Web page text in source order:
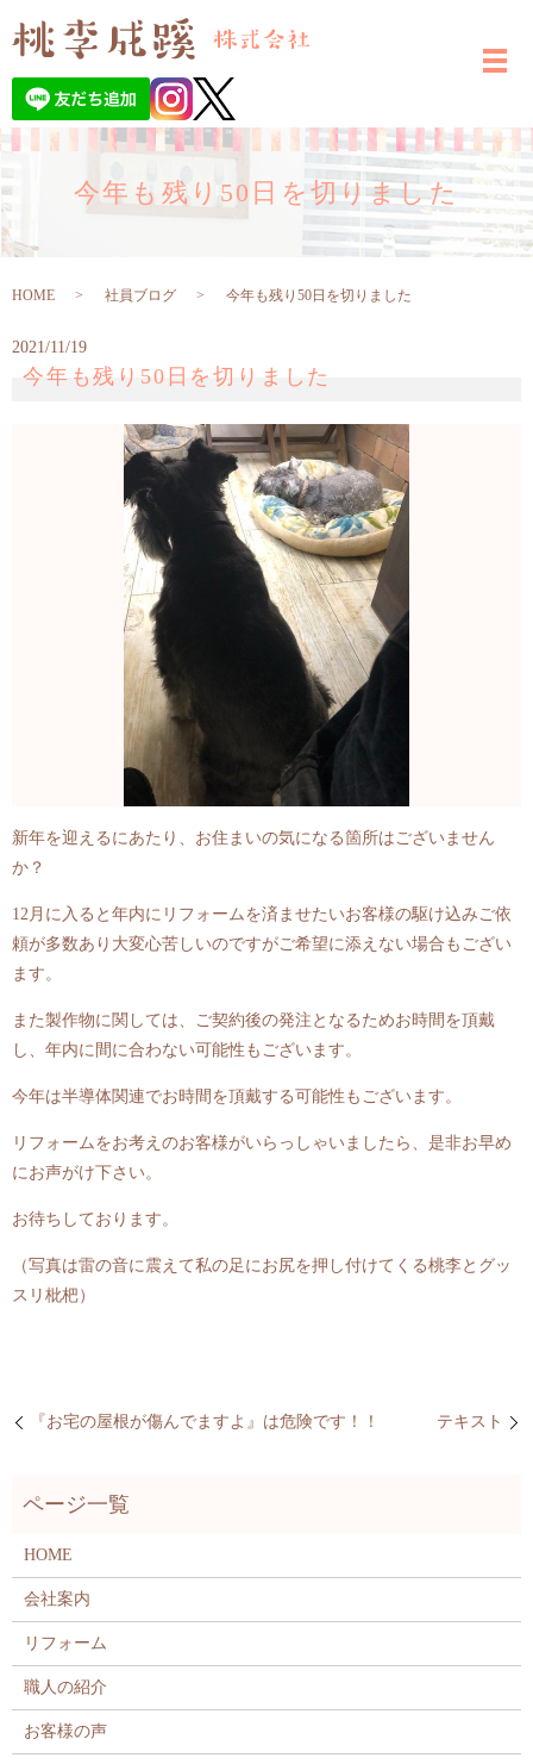
今年も残り50日を切りました
HOME 社員ブログ 今年も残り50日を切りました
2021/11/19
今年も残り50日を切りました
新年を迎えるにあたり、お住まいの気になる箇所はございません
か？
12月に入ると年内にリフォームを済ませたいお客様の駆け込みご依
頼が多数あり大変心苦しいのですがご希望に添えない場合もござい
ます。
また製作物に関しては、ご契約後の発注となるためお時間を頂戴
し、年内に間に合わない可能性もございます。
今年は半導体関連でお時間を頂戴する可能性もございます。
リフォームをお考えのお客様がいらっしゃいましたら、是非お早め
にお声がけ下さい。
お待ちしております。
（写真は雷の音に震えて私の足にお尻を押し付けてくる桃李とグッ
スリ枇杷）
『お宅の屋根が傷んでますよ』は危険です！！ テキスト
HOME
会社案内
リフォーム
職人の紹介
お客様の声